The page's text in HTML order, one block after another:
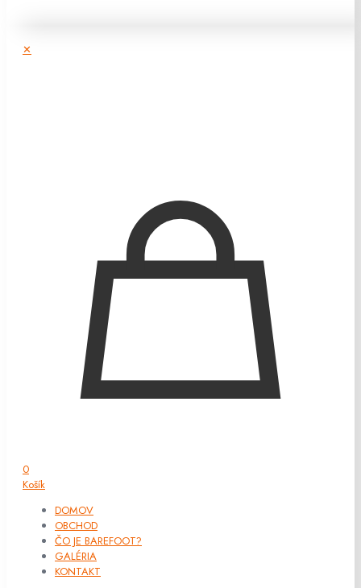
✕
0
Košík
DOMOV
OBCHOD
ČO JE BAREFOOT?
GALÉRIA
KONTAKT